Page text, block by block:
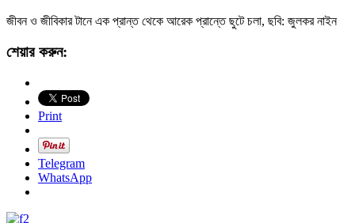
জীবন ও জীবিকার টানে এক প্রান্ত থেকে আরেক প্রান্তে ছুটে চলা, ছবি: জুলকর নাইন
শেয়ার করুন:
Print
Telegram
WhatsApp